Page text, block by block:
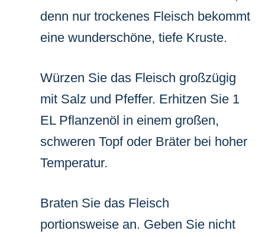
denn nur trockenes Fleisch bekommt
eine wunderschöne, tiefe Kruste.
Würzen Sie das Fleisch großzügig
mit Salz und Pfeffer. Erhitzen Sie 1
EL Pflanzenöl in einem großen,
schweren Topf oder Bräter bei hoher
Temperatur.
Braten Sie das Fleisch
portionsweise an. Geben Sie nicht